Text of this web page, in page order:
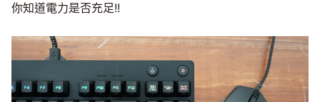
你知道電力是否充足!!